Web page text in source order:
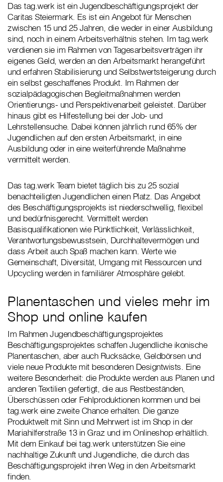
Das tag.werk ist ein Jugendbeschäftigungsprojekt der
Caritas Steiermark. Es ist ein Angebot für Menschen
zwischen 15 und 25 Jahren, die weder in einer Ausbildung
sind, noch in einem Arbeitsverhältnis stehen. Im tag.werk
verdienen sie im Rahmen von Tagesarbeitsverträgen ihr
eigenes Geld, werden an den Arbeitsmarkt herangeführt
und erfahren Stabilisierung und Selbstwertsteigerung durch
ein selbst geschaffenes Produkt. Im Rahmen der
sozialpädagogischen Begleitmaßnahmen werden
Orientierungs- und Perspektivenarbeit geleistet. Darüber
hinaus gibt es Hilfestellung bei der Job- und
Lehrstellensuche. Dabei können jährlich rund 65% der
Jugendlichen auf den ersten Arbeitsmarkt, in eine
Ausbildung oder in eine weiterführende Maßnahme
vermittelt werden.
Das tag.werk Team bietet täglich bis zu 25 sozial
benachteiligten Jugendlichen einen Platz. Das Angebot
des Beschäftigungsprojekts ist niederschwellig, flexibel
und bedürfnisgerecht. Vermittelt werden
Basisqualifikationen wie Pünktlichkeit, Verlässlichkeit,
Verantwortungsbewusstsein, Durchhaltevermögen und
dass Arbeit auch Spaß machen kann. Werte wie
Gemeinschaft, Diversität, Umgang mit Ressourcen und
Upcycling werden in familiärer Atmosphäre gelebt.
Planentaschen und vieles mehr im
Shop und online kaufen
Im Rahmen Jugendbeschäftigungsprojektes
Beschäftigungsprojektes schaffen Jugendliche ikonische
Planentaschen, aber auch Rucksäcke, Geldbörsen und
viele neue Produkte mit besonderen Designtwists. Eine
weitere Besonderheit: die Produkte werden aus Planen und
anderen Textilien gefertigt, die aus Restbeständen,
Überschüssen oder Fehlproduktionen kommen und bei
tag.werk eine zweite Chance erhalten. Die ganze
Produktwelt mit Sinn und Mehrwert ist im Shop in der
Mariahilferstraße 13 in Graz und im Onlineshop erhältlich.
Mit dem Einkauf bei tag.werk unterstützen Sie eine
nachhaltige Zukunft und Jugendliche, die durch das
Beschäftigungsprojekt ihren Weg in den Arbeitsmarkt
finden.